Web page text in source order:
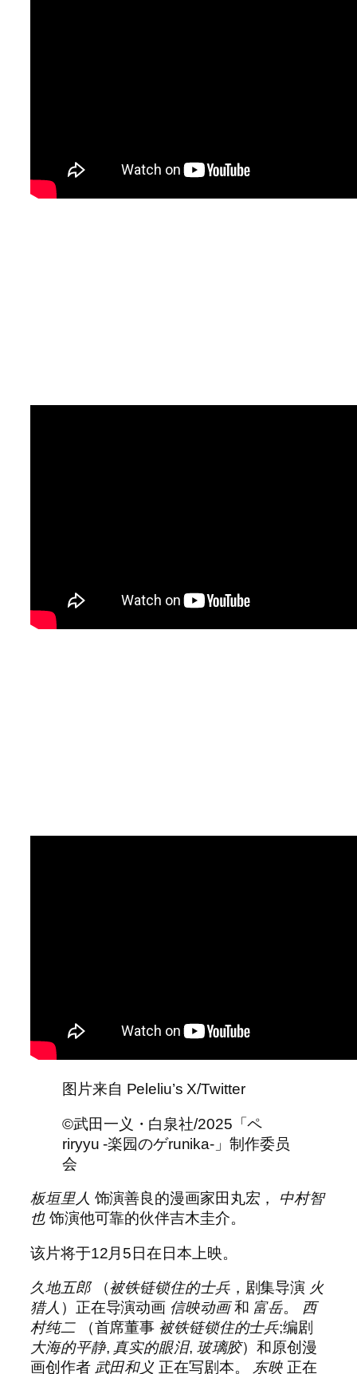
图片来自 Peleliu’s X/Twitter
©武田一义・白泉社/2025「ペ
riryyu -楽园のゲrunika-」制作委员
会
板垣里人 饰演善良的漫画家田丸宏， 中村智
也饰演他可靠的伙伴吉木圭介。
该片将于12月5日在日本上映。
久地五郎（被铁链锁住的士兵，剧集导演 火
猎人 ）正在导演动画 信映动画和 富岳。 西
村纯二（首席董事 被铁链锁住的士兵;编剧
大海的平静,真实的眼泪, 玻璃胶）和原创漫
画创作者 武田和义 正在写剧本。 东映 正在